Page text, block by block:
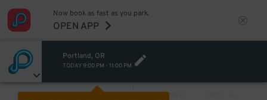
Now book as fast as you park.
OPEN APP
Portland, OR
TODAY 9:00 PM - 11:00 PM
PREV